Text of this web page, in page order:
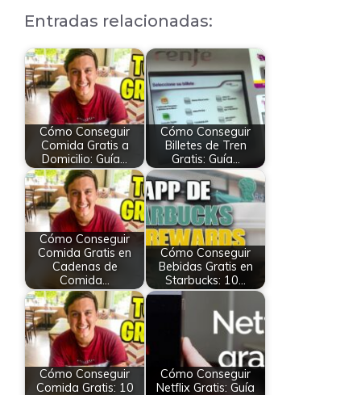
Entradas relacionadas:
Cómo Conseguir
Comida Gratis a
Domicilio: Guía…
Cómo Conseguir
Billetes de Tren
Gratis: Guía…
Cómo Conseguir
Comida Gratis en
Cadenas de
Comida…
Cómo Conseguir
Bebidas Gratis en
Starbucks: 10…
Cómo Conseguir
Comida Gratis: 10
Cómo Conseguir
Netflix Gratis: Guía